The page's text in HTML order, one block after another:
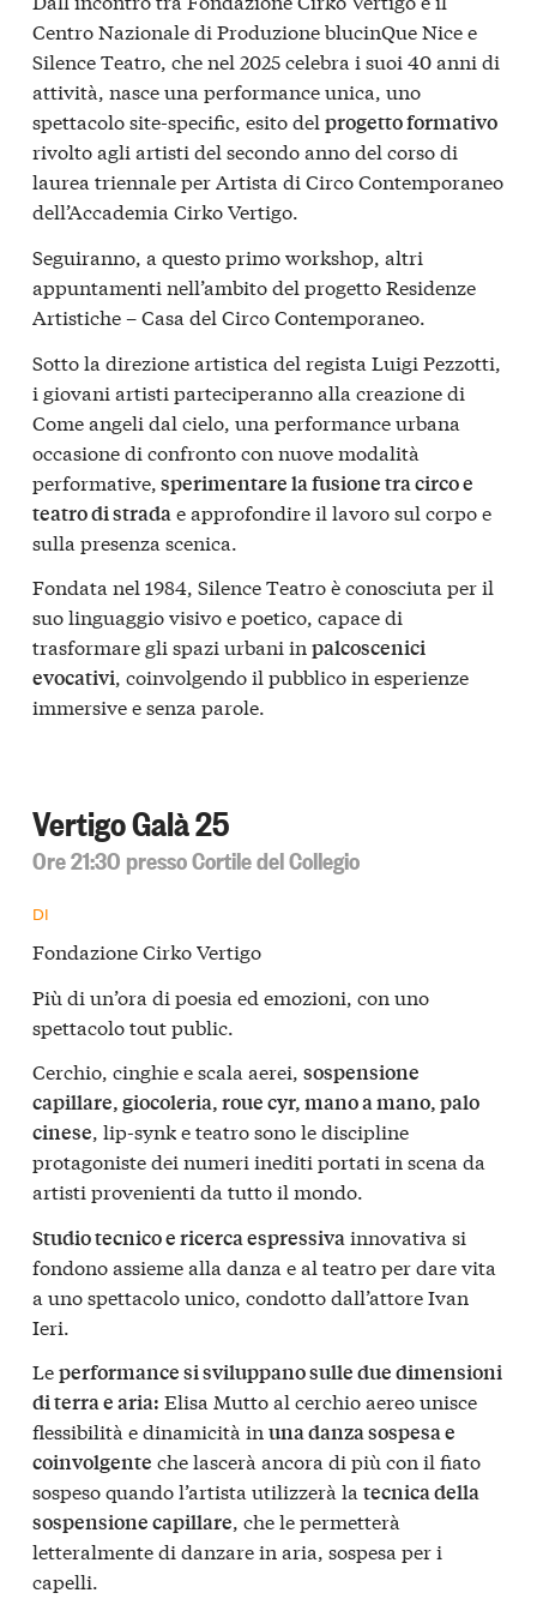
Centro Nazionale di Produzione blucinQue Nice e
Silence Teatro, che nel 2025 celebra i suoi 40 anni di
attività, nasce una performance unica, uno
spettacolo site-specific, esito del progetto formativo
rivolto agli artisti del secondo anno del corso di
laurea triennale per Artista di Circo Contemporaneo
dell’Accademia Cirko Vertigo.
Seguiranno, a questo primo workshop, altri
appuntamenti nell’ambito del progetto Residenze
Artistiche – Casa del Circo Contemporaneo.
Sotto la direzione artistica del regista Luigi Pezzotti,
i giovani artisti parteciperanno alla creazione di
Come angeli dal cielo, una performance urbana
occasione di confronto con nuove modalità
performative, sperimentare la fusione tra circo e
teatro di strada e approfondire il lavoro sul corpo e
sulla presenza scenica.
Fondata nel 1984, Silence Teatro è conosciuta per il
suo linguaggio visivo e poetico, capace di
trasformare gli spazi urbani in palcoscenici
evocativi, coinvolgendo il pubblico in esperienze
immersive e senza parole.
Vertigo Galà 25
Ore 21:30 presso Cortile del Collegio
DI
Fondazione Cirko Vertigo
Più di un’ora di poesia ed emozioni, con uno
spettacolo tout public.
Cerchio, cinghie e scala aerei, sospensione
capillare, giocoleria, roue cyr, mano a mano, palo
cinese, lip-synk e teatro sono le discipline
protagoniste dei numeri inediti portati in scena da
artisti provenienti da tutto il mondo.
Studio tecnico e ricerca espressivainnovativa si
fondono assieme alla danza e al teatro per dare vita
a uno spettacolo unico, condotto dall’attore Ivan
Ieri.
Leperformance si sviluppano sulle due dimensioni
di terra e aria: Elisa Mutto al cerchio aereo unisce
flessibilità e dinamicità in una danza sospesa e
coinvolgente che lascerà ancora di più con il fiato
sospeso quando l’artista utilizzerà la tecnica della
sospensione capillare, che le permetterà
letteralmente di danzare in aria, sospesa per i
capelli.